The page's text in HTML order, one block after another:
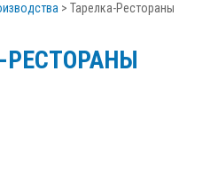
> Тарелка-Рестораны
РЕСТОРАНЫ